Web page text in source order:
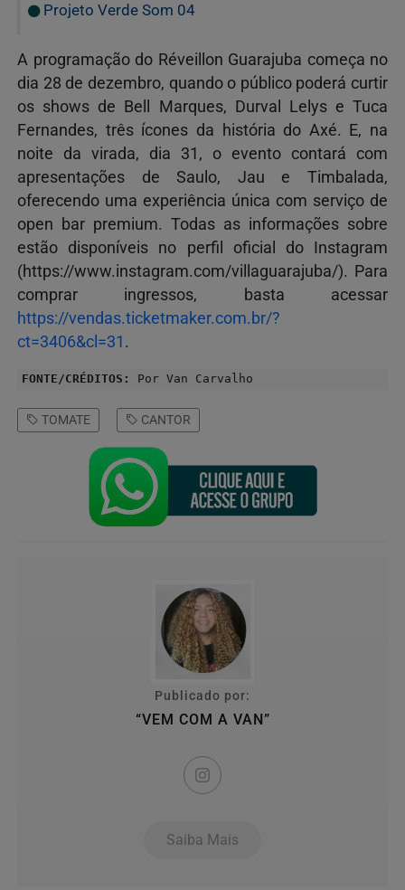
Projeto Verde Som 04
A programação do Réveillon Guarajuba começa no
dia 28 de dezembro, quando o público poderá curtir
os shows de Bell Marques, Durval Lelys e Tuca
Fernandes, três ícones da história do Axé. E, na
noite da virada, dia 31, o evento contará com
apresentações de Saulo, Jau e Timbalada,
oferecendo uma experiência única com serviço de
open bar premium. Todas as informações sobre
estão disponíveis no perfil oficial do Instagram
(https://www.instagram.com/villaguarajuba/). Para
comprar ingressos, basta acessar
https://vendas.ticketmaker.com.br/?
ct=3406&cl=31 .
FONTE/CRÉDITOS: Por Van Carvalho
TOMATE CANTOR
Publicado por:
“VEM COM A VAN”
Saiba Mais